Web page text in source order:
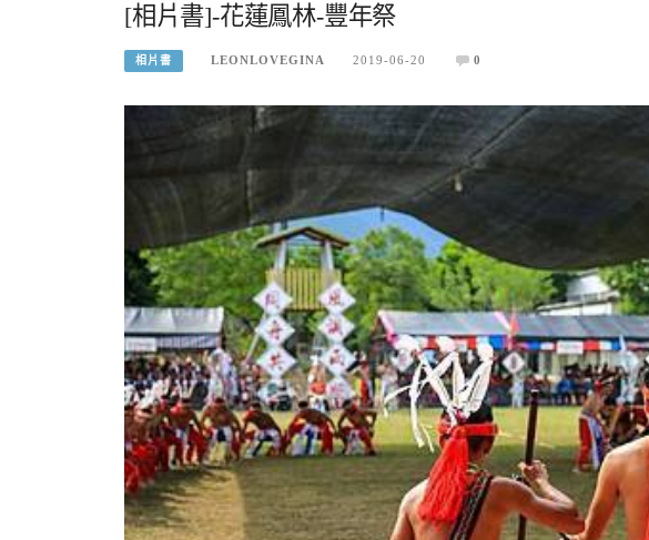
[相片書]-花蓮鳳林-豐年祭
相片書 LEONLOVEGINA 2019-06-20 0